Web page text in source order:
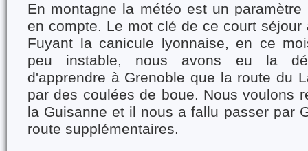
En montagne la météo est un
en compte. Le mot clé de ce court séjour
Fuyant la canicule lyonnaise, en ce
peu instable, nous avons eu la
d'apprendre à Grenoble que la route du
par des coulées de boue. Nous voulons
la Guisanne et il nous a fallu passer par
route supplémentaires.